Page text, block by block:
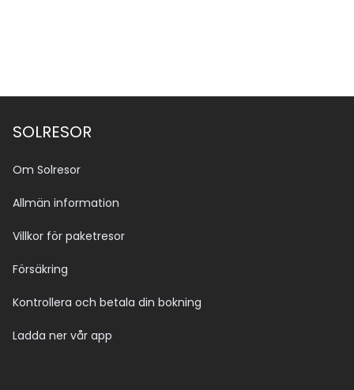
SOLRESOR
Om Solresor
Allmän information
Villkor för paketresor
Försäkring
Kontrollera och betala din bokning
Ladda ner vår app